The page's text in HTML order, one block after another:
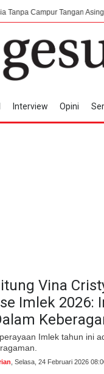
Tangan Asing 7
Interview Opini
Vina
Imlek 2026:
Imlek tahun ini
, Selasa, 24 Februari 2026